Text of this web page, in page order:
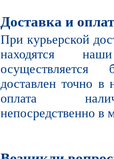
Доставка и
При курьерской
находятся
осуществляется
доставлен точно в
оплата
непосредственно в